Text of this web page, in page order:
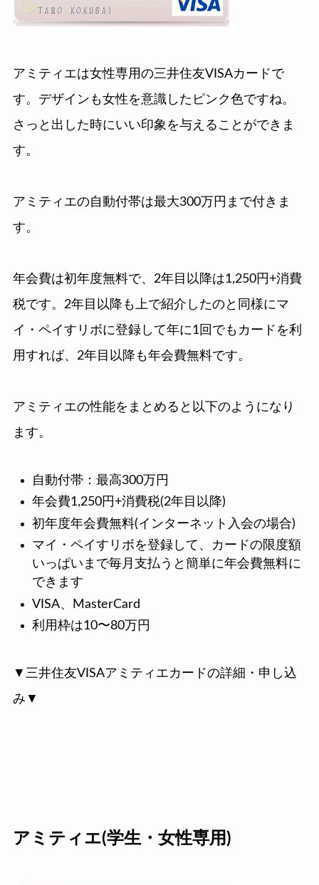
アミティエは女性専用の三井住友VISAカードで
す。デザインも女性を意識したピンク色ですね。
さっと出した時にいい印象を与えることができま
す。
アミティエの自動付帯は最大300万円まで付きま
す。
年会費は初年度無料で、2年目以降は1,250円+消費
税です。2年目以降も上で紹介したのと同様にマ
イ・ペイすリボに登録して年に1回でもカードを利
用すれば、2年目以降も年会費無料です。
アミティエの性能をまとめると以下のようになり
ます。
自動付帯：最高300万円
年会費1,250円+消費税(2年目以降)
初年度年会費無料(インターネット入会の場合)
マイ・ペイすリボを登録して、カードの限度額
いっぱいまで毎月支払うと簡単に年会費無料に
できます
VISA、MasterCard
利用枠は10〜80万円
▼三井住友VISAアミティエカードの詳細・申し込
み▼
アミティエ(学生・女性専用)